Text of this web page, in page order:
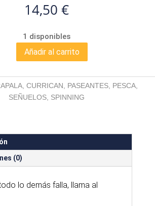
14,50 €
1 disponibles
RAPALA
SHAD
RAP
Añadir al carrito
, CURRICAN PASEANTES, PESCA,
SEÑUELOS SPINNING
(0)
lo demás falla, llama al